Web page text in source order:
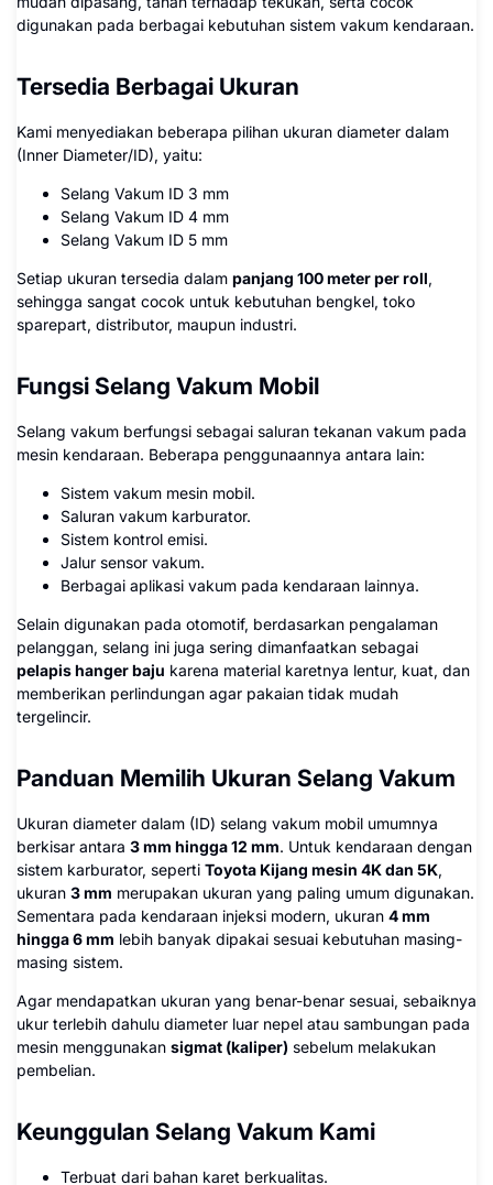
digunakan pada berbagai kebutuhan sistem vakum kendaraan.
Tersedia Berbagai Ukuran
Kami menyediakan beberapa pilihan ukuran diameter dalam
(Inner Diameter/ID), yaitu:
Selang Vakum ID 3 mm
Selang Vakum ID 4 mm
Selang Vakum ID 5 mm
Setiap ukuran tersedia dalam panjang 100 meter per roll,
sehingga sangat cocok untuk kebutuhan bengkel, toko
sparepart, distributor, maupun industri.
Fungsi Selang Vakum Mobil
Selang vakum berfungsi sebagai saluran tekanan vakum pada
mesin kendaraan. Beberapa penggunaannya antara lain:
Sistem vakum mesin mobil.
Saluran vakum karburator.
Sistem kontrol emisi.
Jalur sensor vakum.
Berbagai aplikasi vakum pada kendaraan lainnya.
Selain digunakan pada otomotif, berdasarkan pengalaman
pelanggan, selang ini juga sering dimanfaatkan sebagai
pelapis hanger baju karena material karetnya lentur, kuat, dan
memberikan perlindungan agar pakaian tidak mudah
tergelincir.
Panduan Memilih Ukuran Selang Vakum
Ukuran diameter dalam (ID) selang vakum mobil umumnya
berkisar antara 3 mm hingga 12 mm. Untuk kendaraan dengan
sistem karburator, seperti Toyota Kijang mesin 4K dan 5K,
ukuran 3 mm merupakan ukuran yang paling umum digunakan.
Sementara pada kendaraan injeksi modern, ukuran 4 mm
hingga 6 mm lebih banyak dipakai sesuai kebutuhan masing-
masing sistem.
Agar mendapatkan ukuran yang benar-benar sesuai, sebaiknya
ukur terlebih dahulu diameter luar nepel atau sambungan pada
mesin menggunakan sigmat (kaliper) sebelum melakukan
pembelian.
Keunggulan Selang Vakum Kami
Terbuat dari bahan karet berkualitas.